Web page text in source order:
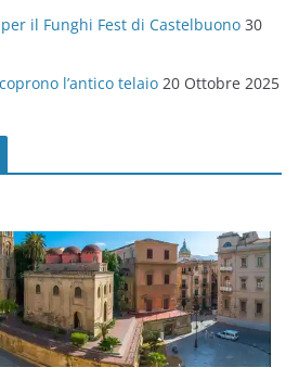
il Funghi Fest di Castelbuono 30
l’antico telaio 20 Ottobre 2025